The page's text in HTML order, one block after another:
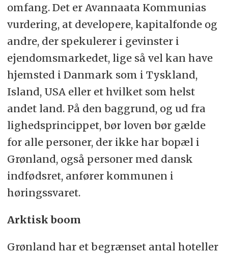
omfang. Det er Avannaata Kommunias
vurdering, at developere, kapitalfonde og
andre, der spekulerer i gevinster i
ejendomsmarkedet, lige så vel kan have
hjemsted i Danmark som i Tyskland,
Island, USA eller et hvilket som helst
andet land. På den baggrund, og ud fra
lighedsprincippet, bør loven bør gælde
for alle personer, der ikke har bopæl i
Grønland, også personer med dansk
indfødsret, anfører kommunen i
høringssvaret.
Arktisk boom
Grønland har et begrænset antal hoteller